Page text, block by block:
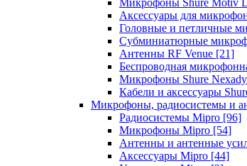
Микрофоны Shure Motiv
Аксессуары для
Головные и петличные
Субминиатюрные
Антенны RF Venue [21]
Беспроводная
Микрофоны Shure
Кабели и аксессуары
Микрофоны, радиосистемы и
Радиосистемы Mipro [96]
Микрофоны Mipro [54]
Антенны и антенные
Аксессуары Mipro [44]